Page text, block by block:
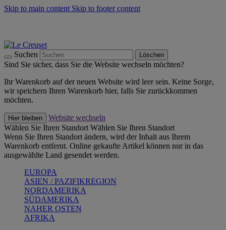
Skip to main content Skip to footer content
Suchen Löschen
Sind Sie sicher, dass Sie die Website wechseln möchten?
Ihr Warenkorb auf der neuen Website wird leer sein. Keine Sorge,
wir speichern Ihren Warenkorb hier, falls Sie zurückkommen
möchten.
Hier bleiben
Website wechseln
Wählen Sie Ihren Standort Wählen Sie Ihren Standort
Wenn Sie Ihren Standort ändern, wird der Inhalt aus Ihrem
Warenkorb entfernt. Online gekaufte Artikel können nur in das
ausgewählte Land gesendet werden.
EUROPA
ASIEN / PAZIFIKREGION
NORDAMERIKA
SÜDAMERIKA
NAHER OSTEN
AFRIKA